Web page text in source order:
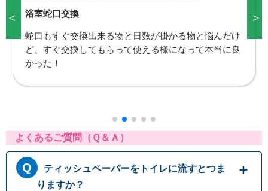
台所蛇口交換
今日、台所蛇口の水漏れに気がつき水道職人さんへお
願いしましたが、まさか本日対応くださるとは思って
いなかったので、早急な対応に大変感謝しておりま
＜ ＞
よくあるご質問（Ｑ＆Ａ）
ティッシュペーパーをトイレに流すとつま
りますか？